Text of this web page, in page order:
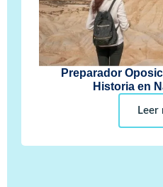
Preparador
Historia en
Leer